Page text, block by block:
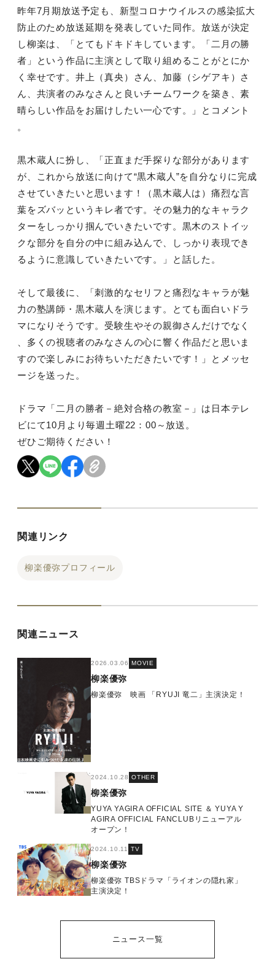
昨年7月期放送予定も、新型コロナウイルスの感染拡大
防止のため放送延期を発表していた同作。放送が決定
し柳楽は、「とてもドキドキしています。「二月の勝
者」という作品に主演として取り組めることがとにか
く幸せです。井上（真央）さん、加藤（シゲアキ）さ
ん、共演者のみなさんと良いチームワークを築き、素
晴らしい作品をお届けしたい一心です。」とコメント
。
黒木蔵人に扮し、「正直まだ手探りな部分があります
が、これから放送に向けて“黒木蔵人”を自分なりに完成
させていきたいと思います！（黒木蔵人は）痛烈な言
葉をズバッというキレ者です。その魅力的なキャラク
ターをしっかり掴んでいきたいです。黒木のストイッ
クな部分を自分の中に組み込んで、しっかり表現でき
るように意識していきたいです。」と話した。
そして最後に、「刺激的なセリフと痛烈なキャラが魅
力の塾講師・黒木蔵人を演じます。とても面白いドラ
マになりそうです。受験生やその親御さんだけでなく
、多くの視聴者のみなさんの心に響く作品だと思いま
すので楽しみにお待ちいただきたいです！」とメッセ
ージを送った。
ドラマ「二月の勝者－絶対合格の教室－」は日本テレ
ビにて10月より毎週土曜22：00～放送。
ぜひご期待ください！
関連リンク
柳楽優弥プロフィール
関連ニュース
2026.03.06 MOVIE
柳楽優弥
柳楽優弥 映画 「RYUJI 竜二」主演決定！
2024.10.28 OTHER
柳楽優弥
YUYA YAGIRA OFFICIAL SITE ＆ YUYA Y
AGIRA OFFICIAL FANCLUBリニューアル
オープン！
2024.10.11 TV
柳楽優弥
柳楽優弥 TBSドラマ「ライオンの隠れ家」
主演決定！
ニュース一覧